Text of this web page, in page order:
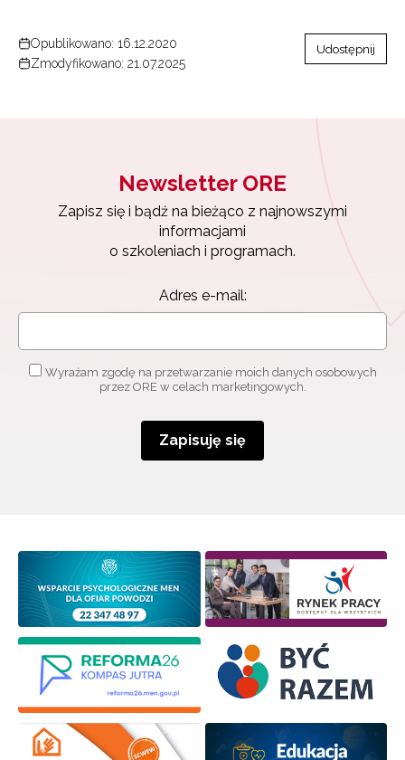
Opublikowano: 16.12.2020
Zmodyfikowano: 21.07.2025
Udostępnij
Newsletter ORE
Zapisz się i bądź na bieżąco z najnowszymi
informacjami
o szkoleniach i programach.
Adres e-mail:
Wyrażam zgodę na przetwarzanie moich danych osobowych
przez ORE w celach marketingowych.
Zapisuję się